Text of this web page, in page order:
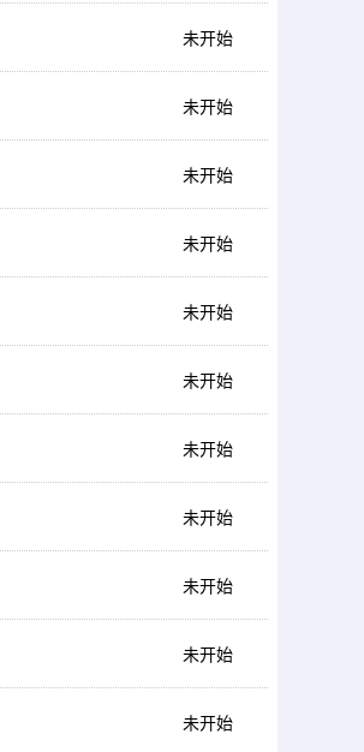
未开始
未开始
未开始
未开始
未开始
未开始
未开始
未开始
未开始
未开始
未开始